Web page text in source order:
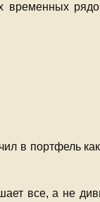
портфель
все, а не